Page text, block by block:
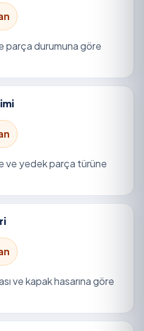
parça durumuna göre
ve yedek parça türüne
ve kapak hasarına göre